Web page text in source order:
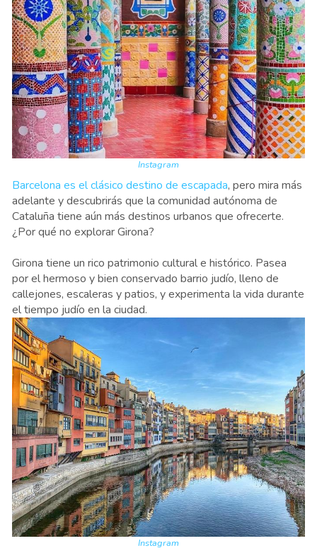
Instagram
Barcelona es el clásico destino de escapada, pero mira más
adelante y descubrirás que la comunidad autónoma de
Cataluña tiene aún más destinos urbanos que ofrecerte.
¿Por qué no explorar Girona?
Girona tiene un rico patrimonio cultural e histórico. Pasea
por el hermoso y bien conservado barrio judío, lleno de
callejones, escaleras y patios, y experimenta la vida durante
el tiempo judío en la ciudad.
Instagram